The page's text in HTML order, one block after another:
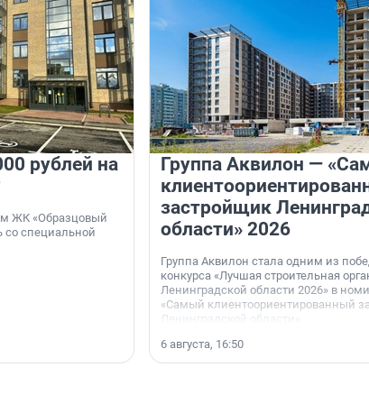
рублей на
ЖК «Образцовый
со специальной
Группа Аквилон —
застройщик
области» 2026
Группа Аквилон стала одним из
конкурса «Лучшая строительная
Ленинградской области 2026» в
«Самый клиентоориентированный
Ленинградской области».
6 августа, 16:50